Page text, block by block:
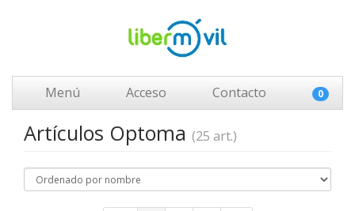
Menú Acceso Contacto 0
Artículos Optoma (25 art.)